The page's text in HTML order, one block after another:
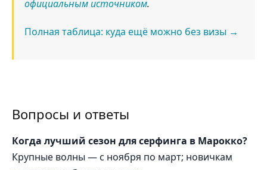
официальным источником.
Полная таблица: куда ещё можно без визы →
Вопросы и ответы
Когда лучший сезон для серфинга в Марокко?
Крупные волны — с ноября по март; новичкам